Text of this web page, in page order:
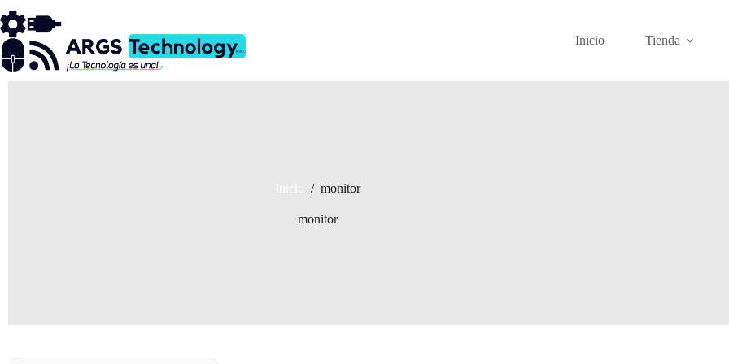
al
contenido
Inicio Tienda
/ monitor
monitor